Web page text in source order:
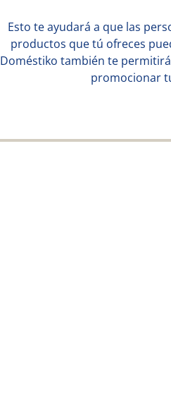
Esto te ayudará a que las
productos que tú ofreces
Doméstiko también te
promocionar